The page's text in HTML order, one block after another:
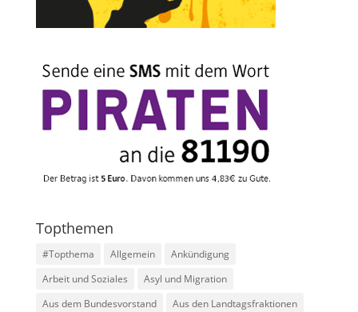
Topthemen
#Topthema Allgemein
Ankündigung
Arbeit und Soziales
Asyl und Migration
Aus dem Bundesvorstand
Aus den Landtagsfraktionen